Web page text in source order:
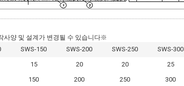
사양 및 설계가 변경될 수 있습니다※
SWS-150 SWS-200 SWS-250 SWS-300
15 20 20 25
150 200 250 300